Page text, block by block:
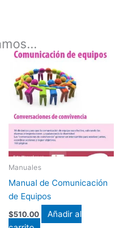
Manuales
Manual de Comunicación
de Equipos
$510.00
Añadir al